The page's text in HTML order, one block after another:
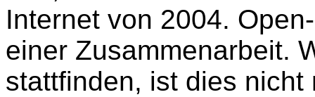
Internet von 2004.
einer Zusammenarbeit.
stattfinden, ist dies nicht